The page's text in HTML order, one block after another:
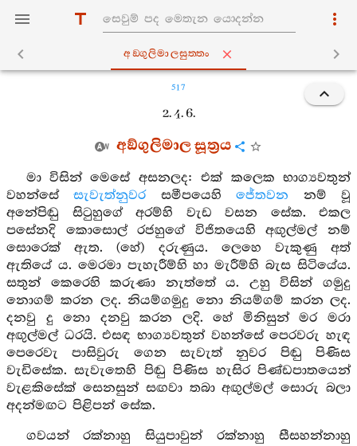
අඞ‍්ගුලිමාලසුත‍්තං
517
2. 4. 6.
අඞ්ගුලිමාල සූත්‍රය
මා විසින් මෙසේ අසනලද: එක් කලෙක භාග්‍යවතුන්
වහන්සේසැවැත්නුවරසමීපයෙහිජේතවන නම් වූ
අනේපිඬු සිටුහුගේ අරම්හි වැඩ වසන සේක. එකල
පසේනදි කොසොල් රජහුගේ විජිතයෙහි අඟුල්මල් නම්
සොරෙක් ඇත. (හේ) දරුණුය. ලෙහෙ වැකුණු අත්
ඇතියේ ය. මෙරමා පැහැරීම්හි හා මැරීම්හි බැස සිටියේය.
සතුන් කෙරෙහි කරුණා නැත්තේ ය. උහු විසින් ගමුදු
නොගම් කරන ලද. නියම්ගමුදු නො නියම්ගම් කරන ලද.
දනවු දු නො දනවු කරන ලදි. හේ මිනිසුන් මර මරා
අඟුල්මල් ධරයි. එසඳ භාග්‍යවතුන් වහන්සේ පෙරවරු හැඳ
පෙරෙවැ පාසිවුරු ගෙන සැවැත් නුවර පිඬු පිණිස
වැඩිසේක. සැවැතෙහි පිඬු පිණිස හැසිර පිණ්ඩපාතයෙන්
වැළකිසේක් සෙනසුන් සඟවා තබා අඟුල්මල් සොරු බලා
අදන්මඟට පිළිපන් සේක.
ගවයන් රක්නාහු සියුපාවුන් රක්නාහු සීසහන්නාහු